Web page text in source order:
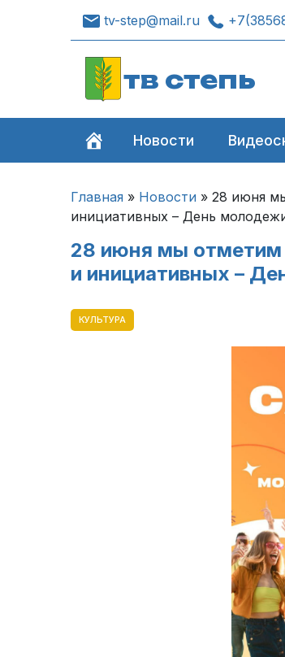
tv-step@mail.ru
тв степь
Новости
Главная » Новости » 28 июня
инициативных – День
28 июня мы отметим
и инициативных –
КУЛЬТУРА